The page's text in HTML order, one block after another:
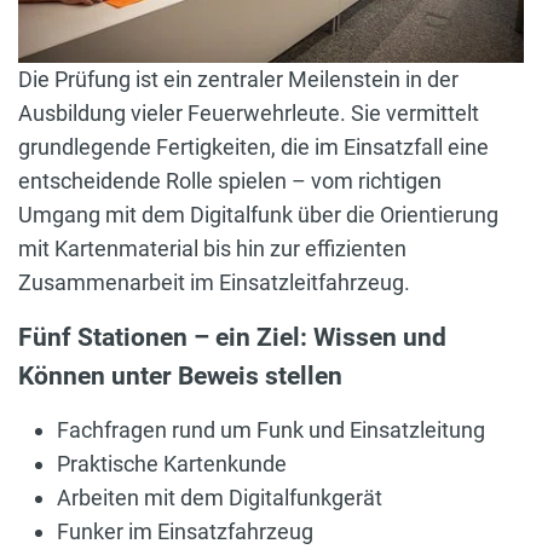
Die Prüfung ist ein zentraler Meilenstein in der
Ausbildung vieler Feuerwehrleute. Sie vermittelt
grundlegende Fertigkeiten, die im Einsatzfall eine
entscheidende Rolle spielen – vom richtigen
Umgang mit dem Digitalfunk über die Orientierung
mit Kartenmaterial bis hin zur effizienten
Zusammenarbeit im Einsatzleitfahrzeug.
Fünf Stationen – ein Ziel: Wissen und
Können unter Beweis stellen
Fachfragen rund um Funk und Einsatzleitung
Praktische Kartenkunde
Arbeiten mit dem Digitalfunkgerät
Funker im Einsatzfahrzeug